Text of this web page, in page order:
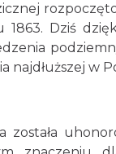
Dziś
najdłuższej w